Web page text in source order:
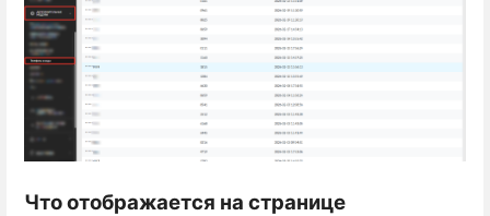
Что отображается на странице